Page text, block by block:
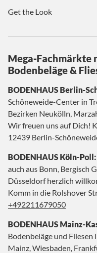
Get the Look
Mega-Fachmärkte
Bodenbeläge &
BODENHAUS Berlin-
Schöneweide-Center in
Bezirken Neukölln,
Wir freuen uns auf Dich!
12439 Berlin-
BODENHAUS Köln-Poll:
auch aus Bonn, Bergisch
Düsseldorf herzlich
Komm in die Rolshover
+492211679050
BODENHAUS Mainz-
Bodenbeläge und
Mainz, Wiesbaden,